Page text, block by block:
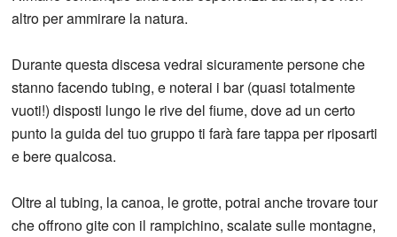
altro per ammirare la natura.
Durante questa discesa vedrai sicuramente persone che
stanno facendo tubing, e noterai i bar (quasi totalmente
vuoti!) disposti lungo le rive del fiume, dove ad un certo
punto la guida del tuo gruppo ti farà fare tappa per riposarti
e bere qualcosa.
Oltre al tubing, la canoa, le grotte, potrai anche trovare tour
che offrono gite con il rampichino, scalate sulle montagne,